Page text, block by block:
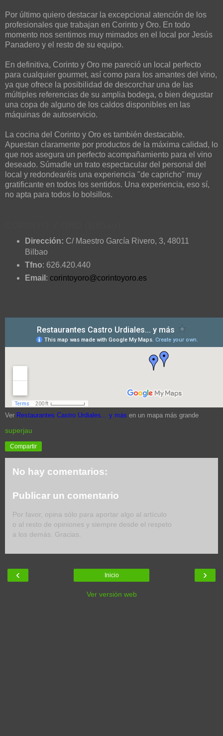
Por último quiero destacar la excepcional atención de los
profesionales que trabajan en Corinto y Oro. En todo
momento nos sentimos muy mimados en el local por Jesús
Panadero y el resto de su equipo.
En definitiva, Corinto y Oro me pareció un local perfecto
para cualquier gourmet, así como para los amantes del vino,
ya que ofrece la posibilidad de descorchar una de las
múltiples referencias de su amplia bodega, o bien degustar
una copa de alguno de los caldos disponibles en las
máquinas de autoservicio.
La cocina del Corinto y Oro es también destacable.
Apuestan claramente por productos de la máxima calidad, lo
que nos asegura un perfecto acompañamiento para el vino
deseado. Súmadle un trato espectacular del personal del
local y redondearéis una experiencia "de capricho" muy
gratificante en todos los sentidos. Una experiencia, eso sí,
no apta para todos lo bolsillos.
Dirección: C/ Maestro García Rivero, 3, 48011
Bilbao
Tfno: 626.420.440
Email : corintoyoro@corintoyoro.es
Ver Restaurantes Castro Urdiales... y más en un mapa más grande
superjau
Compartir
No hay comentarios:
Publicar un comentario
Por favor, opina sólo para aportar algo al artículo
o al resto de opiniones y siempre desde el respeto
a los demás. Gracias.
‹ ›
Inicio
Ver versión web